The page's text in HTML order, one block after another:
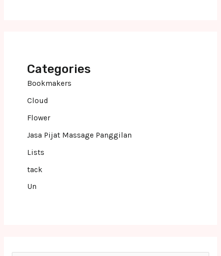
Categories
Bookmakers
Cloud
Flower
Jasa Pijat Massage Panggilan
Lists
tack
Un